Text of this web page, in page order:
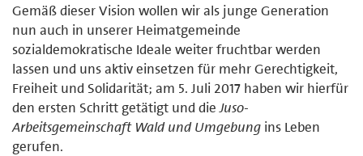
Gemäß dieser Vision wollen wir als junge Generation
nun auch in unserer Heimatgemeinde
sozialdemokratische Ideale weiter fruchtbar werden
lassen und uns aktiv einsetzen für mehr Gerechtigkeit,
Freiheit und Solidarität; am 5. Juli 2017 haben wir hierfür
den ersten Schritt getätigt und dieJuso-
Arbeitsgemeinschaft Wald und Umgebung ins Leben
gerufen.